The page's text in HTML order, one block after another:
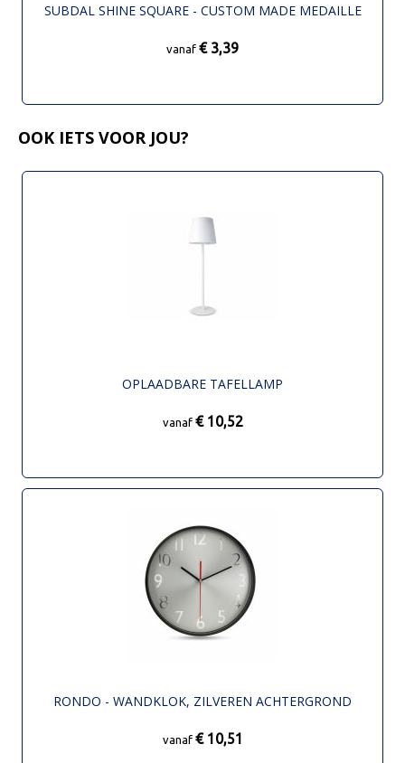
SUBDAL SHINE SQUARE - CUSTOM MADE MEDAILLE
vanaf € 3,39
OOK IETS VOOR JOU?
OPLAADBARE TAFELLAMP
vanaf € 10,52
RONDO - WANDKLOK, ZILVEREN ACHTERGROND
vanaf € 10,51